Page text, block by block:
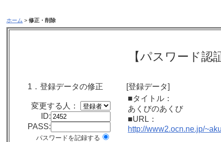
ホーム > 修正・削除
【パスワード認
1．登録データの修正
変更する人：
ID:
PASS:
パスワードを記録する
[登録データ]
■タイトル：
あくびのあくび
■URL：
http://www2.ocn.ne.jp/